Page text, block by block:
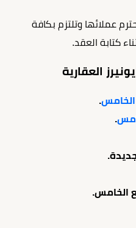
عملائها وتلتزم بكافة
كتابة العقد.
العقارية
.
.
الخامس.